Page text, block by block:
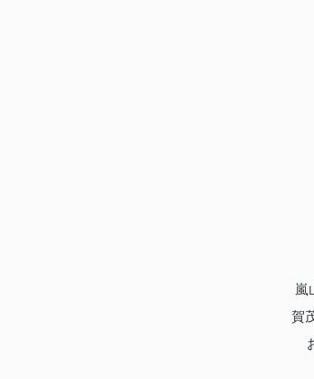
嵐
賀